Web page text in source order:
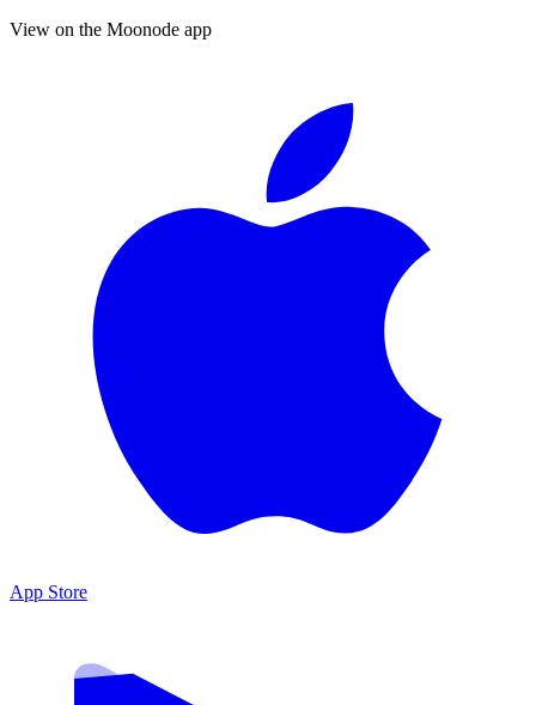
View on the Moonode app
App Store